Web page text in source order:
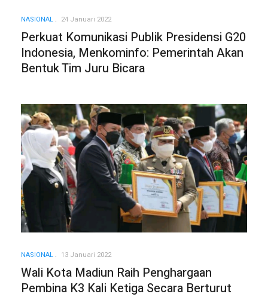
NASIONAL 24 Januari 2022
Perkuat Komunikasi Publik Presidensi G20
Indonesia, Menkominfo: Pemerintah Akan
Bentuk Tim Juru Bicara
NASIONAL 13 Januari 2022
Wali Kota Madiun Raih Penghargaan
Pembina K3 Kali Ketiga Secara Berturut